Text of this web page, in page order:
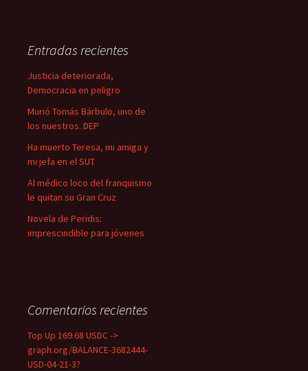
rEntradas recientes
Justicia deteriorada,
Democracia en peligro
Murió Tomás Bárbulo, uno de
los nuestros. DEP
Ha muerto Teresa, mi amiga y
mi jefa en el SUT
Al médico loco del franquismo
le quitan su Gran Cruz
Novela de Peridis:
imprescindible para jóvenes
Comentarios recientes
Top Up 169.68 USDC ->
graph.org/BALANCE-3682444-
USD-04-21-3?